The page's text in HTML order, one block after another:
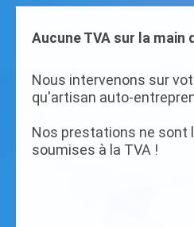
Aucune TVA sur la main
Nous intervenons sur
qu'artisan auto-
Nos prestations ne sont
soumises à la TVA !